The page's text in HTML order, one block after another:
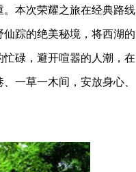
本次荣耀之旅在经典路线
踪的绝美秘境，将西湖的
碌，避开喧嚣的人潮，在
一草一木间，安放身心、